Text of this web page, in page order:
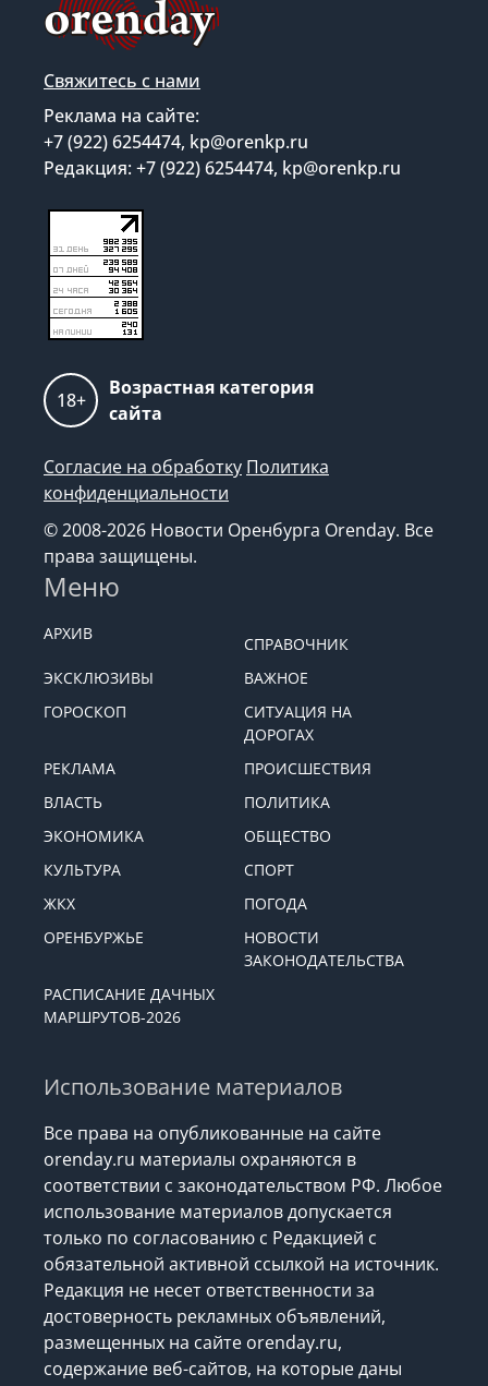
Свяжитесь с нами
Реклама на сайте:
+7 (922) 6254474, kp@orenkp.ru
Редакция: +7 (922) 6254474, kp@orenkp.ru
18+
Возрастная категория
сайта
Согласие на обработку Политика
конфиденциальности
© 2008-2026 Новости Оренбурга Orenday. Все
права защищены.
Меню
АРХИВ
СПРАВОЧНИК
ЭКСКЛЮЗИВЫ
ВАЖНОЕ
ГОРОСКОП
СИТУАЦИЯ НА
ДОРОГАХ
РЕКЛАМА
ПРОИСШЕСТВИЯ
ВЛАСТЬ
ПОЛИТИКА
ЭКОНОМИКА
ОБЩЕСТВО
КУЛЬТУРА
СПОРТ
ЖКХ
ПОГОДА
ОРЕНБУРЖЬЕ
НОВОСТИ
ЗАКОНОДАТЕЛЬСТВА
РАСПИСАНИЕ ДАЧНЫХ
МАРШРУТОВ-2026
Использование материалов
Все права на опубликованные на сайте
orenday.ru материалы охраняются в
соответствии с законодательством РФ. Любое
использование материалов допускается
только по согласованию с Редакцией с
обязательной активной ссылкой на источник.
Редакция не несет ответственности за
достоверность рекламных объявлений,
размещенных на сайте orenday.ru,
содержание веб-сайтов, на которые даны